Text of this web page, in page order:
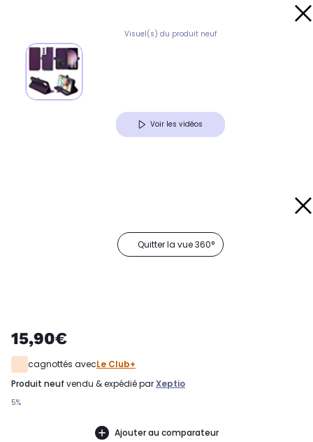
Visuel(s) du produit neuf
Voir les vidéos
Quitter la vue 360°
15,90€
cagnottés avecLe Club+
produit neuf vendu & expédié parXeptio
5%
Ajouter au comparateur